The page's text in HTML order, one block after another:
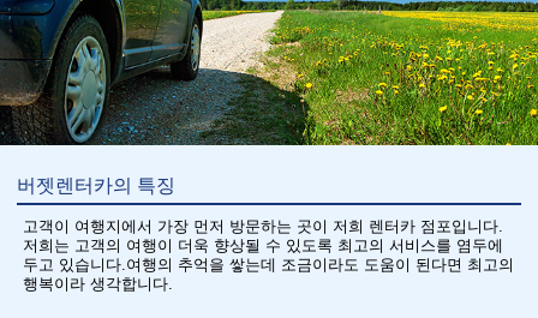
버젯렌터카의 특징
고객이 여행지에서 가장 먼저 방문하는 곳이 저희 렌터카 점포입니다.
저희는 고객의 여행이 더욱 향상될 수 있도록 최고의 서비스를 염두에
두고 있습니다.여행의 추억을 쌓는데 조금이라도 도움이 된다면 최고의
행복이라 생각합니다.